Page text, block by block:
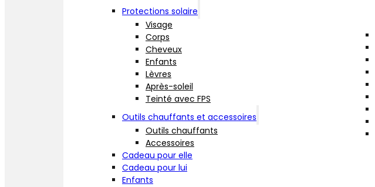
Protections solaire
Visage
Corps
Cheveux
Enfants
Lèvres
Après-soleil
Teinté avec FPS
Outils chauffants et accessoires
Outils chauffants
Accessoires
Cadeau pour elle
Cadeau pour lui
Enfants